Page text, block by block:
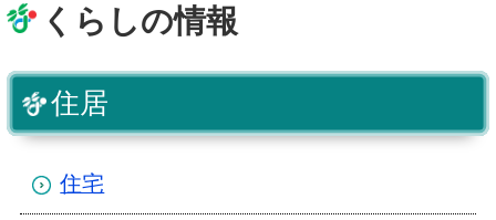
くらしの情報
住居
住宅